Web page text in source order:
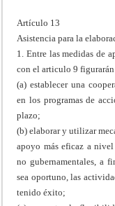
Artículo 13
Asistencia para la
1. Entre las medidas de
con el articulo 9
(a) establecer una
en los programas de
plazo;
(b) elaborar y utilizar
apoyo más eficaz a
no gubernamentales, a
sea oportuno, las
tenido éxito;